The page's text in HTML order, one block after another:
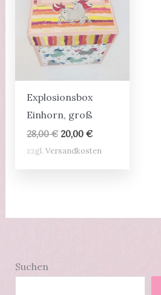
Explosionsbox
Einhorn, groß
28,00€ Ursprünglicher
war:
20,00 €Aktueller
ist:
zzgl. Versandkosten
Suchen